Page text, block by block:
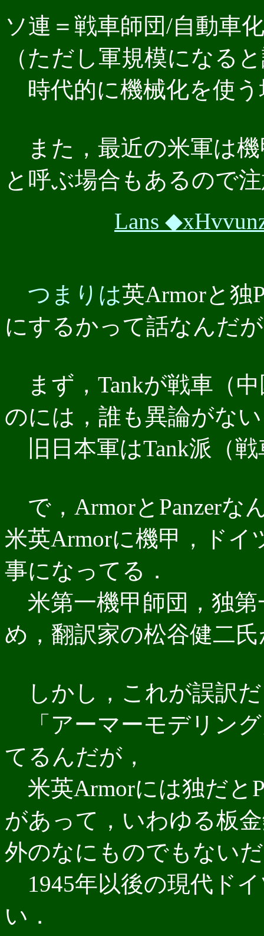
ソ連＝戦車師団/自動車
（ただし軍規模になる
時代的に機械化を使う
また，最近の米軍は機
と呼ぶ場合もあるので
Lans
つまりは英Armorと独
にするかって話なんだ
まず，Tankが戦車（
のには，誰も異論がな
旧日本軍はTank派（
で，ArmorとPanzerな
米英Armorに機甲，ドイ
事になってる．
米第一機甲師団，独第
め，翻訳家の松谷健二
しかし，これが誤訳
「アーマーモデリン
てるんだが，
米英Armorには独だと
があって，いわゆる板金
外のなにものでもない
1945年以後の現代ド
い．